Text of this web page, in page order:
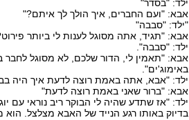
ילד: "בסדר"
אבא: "ועם החברים, איך הולך לך איתם?"
"ילד: "סבבה"
אבא: "תגיד, אתה מסוגל לענות לי ביותר
ילד: "סבבה".
אבא: "תאמין לי, הדור שלכם, לא מסוגל
באימוג'ים".
ילד: "אבא, אתה באמת רוצה לדעת איך היה
אבא: "ברור שאני באמת רוצה לדעת"
ילד: "אז שתדע שהיה לי הבוקר ריב נוראי עם
בדיוק באותו רגע הנייד של האבא מצלצל. הוא